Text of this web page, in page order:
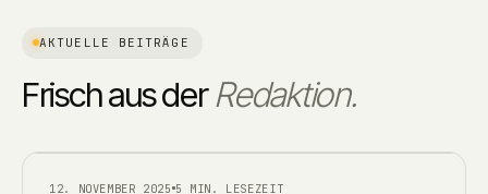
AKTUELLE BEITRÄGE
Frisch aus derRedaktion.
BLOG
12. NOVEMBER 2025 5 MIN. LESEZEIT